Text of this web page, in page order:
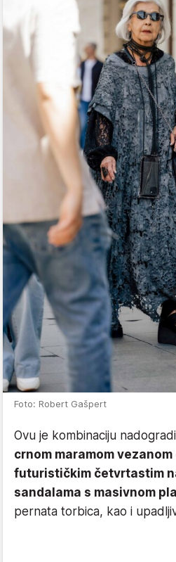
Foto: Robert Gašpert
Ovu je kombinaciju
crnom maramom
futurističkim četvrtastim
sandalama s masivnom
pernata torbica, kao i